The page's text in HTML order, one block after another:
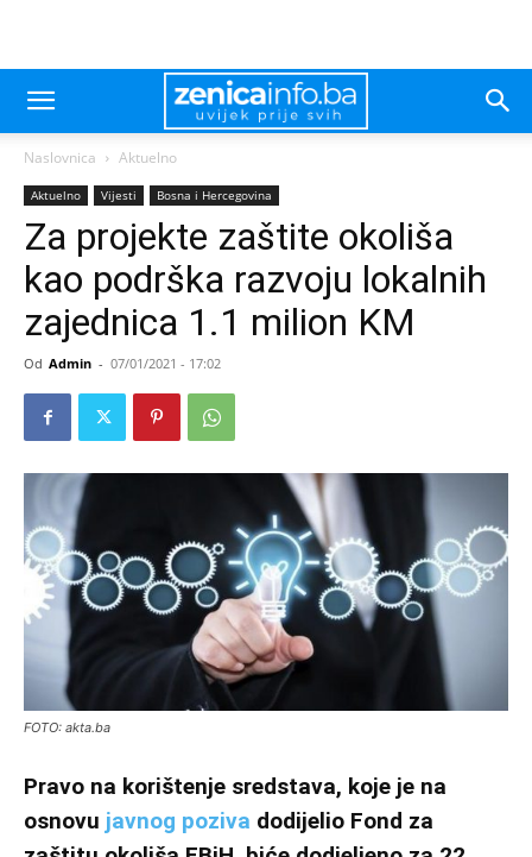
Naslovnica Aktuelno
Aktuelno Vijesti Bosna i Hercegovina
Za projekte zaštite okoliša
kao podrška razvoju lokalnih
zajednica 1.1 milion KM
Od Admin - 07/01/2021 - 17:02
FOTO: akta.ba
Pravo na korištenje sredstava, koje je na
osnovu javnog poziva dodijelio Fond za